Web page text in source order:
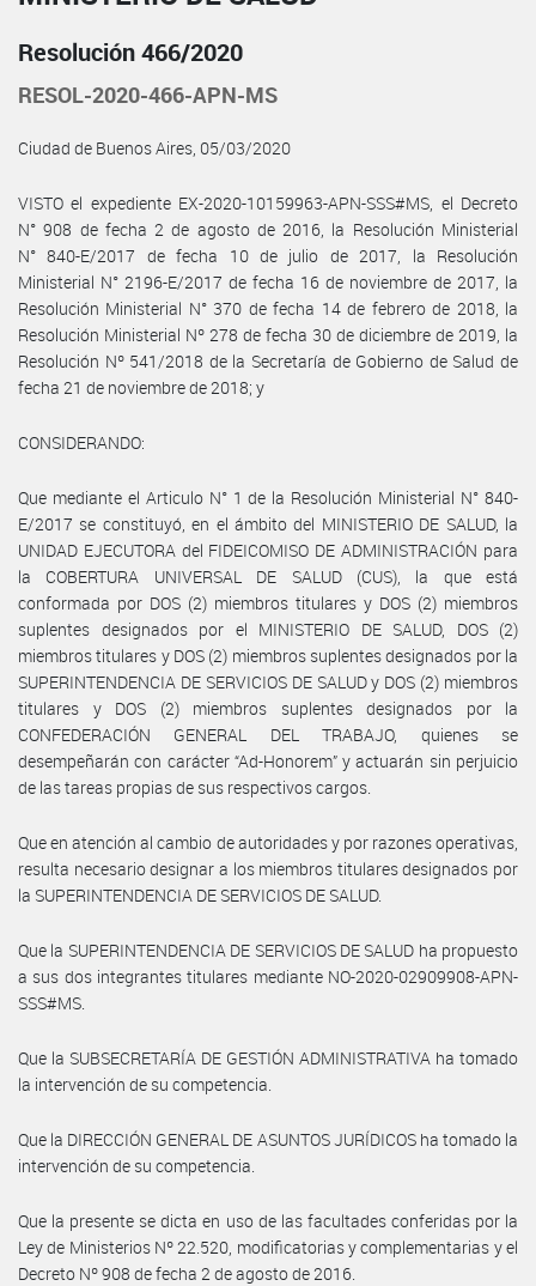
Resolución 466/2020
RESOL-2020-466-APN-MS
Ciudad de Buenos Aires, 05/03/2020
VISTO el expediente EX-2020-10159963-APN-SSS#MS, el Decreto
N° 908 de fecha 2 de agosto de 2016, la Resolución Ministerial
N° 840-E/2017 de fecha 10 de julio de 2017, la Resolución
Ministerial N° 2196-E/2017 de fecha 16 de noviembre de 2017, la
Resolución Ministerial N° 370 de fecha 14 de febrero de 2018, la
Resolución Ministerial Nº 278 de fecha 30 de diciembre de 2019, la
Resolución Nº 541/2018 de la Secretaría de Gobierno de Salud de
fecha 21 de noviembre de 2018; y
CONSIDERANDO:
Que mediante el Articulo N° 1 de la Resolución Ministerial N° 840-
E/2017 se constituyó, en el ámbito del MINISTERIO DE SALUD, la
UNIDAD EJECUTORA del FIDEICOMISO DE ADMINISTRACIÓN para
la COBERTURA UNIVERSAL DE SALUD (CUS), la que está
conformada por DOS (2) miembros titulares y DOS (2) miembros
suplentes designados por el MINISTERIO DE SALUD, DOS (2)
miembros titulares y DOS (2) miembros suplentes designados por la
SUPERINTENDENCIA DE SERVICIOS DE SALUD y DOS (2) miembros
titulares y DOS (2) miembros suplentes designados por la
CONFEDERACIÓN GENERAL DEL TRABAJO, quienes se
desempeñarán con carácter “Ad-Honorem” y actuarán sin perjuicio
de las tareas propias de sus respectivos cargos.
Que en atención al cambio de autoridades y por razones operativas,
resulta necesario designar a los miembros titulares designados por
la SUPERINTENDENCIA DE SERVICIOS DE SALUD.
Que la SUPERINTENDENCIA DE SERVICIOS DE SALUD ha propuesto
a sus dos integrantes titulares mediante NO-2020-02909908-APN-
SSS#MS.
Que la SUBSECRETARÍA DE GESTIÓN ADMINISTRATIVA ha tomado
la intervención de su competencia.
Que la DIRECCIÓN GENERAL DE ASUNTOS JURÍDICOS ha tomado la
intervención de su competencia.
Que la presente se dicta en uso de las facultades conferidas por la
Ley de Ministerios Nº 22.520, modificatorias y complementarias y el
Decreto Nº 908 de fecha 2 de agosto de 2016.